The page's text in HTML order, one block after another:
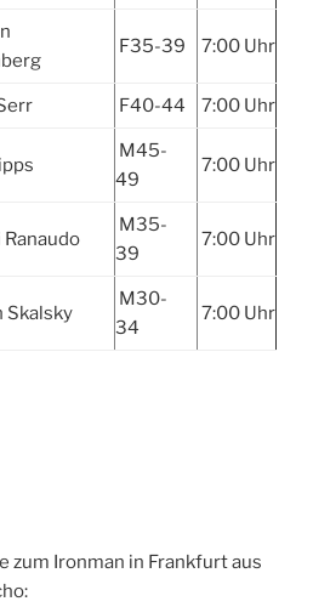
F35-39 7:00 Uhr
F40-44 7:00 Uhr
M45-
49
7:00 Uhr
Ranaudo
M35-
39
7:00 Uhr
Skalsky
M30-
34
7:00 Uhr
zum Ironman in Frankfurt aus